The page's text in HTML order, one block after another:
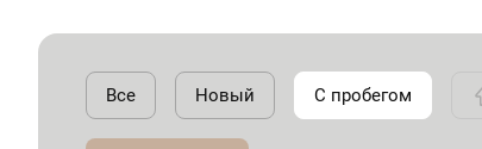
Все Новый С пробегом